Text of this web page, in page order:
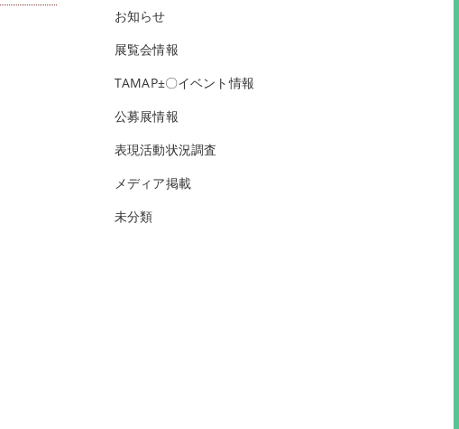
お知らせ
展覧会情報
TAMAP±〇イベント情報
公募展情報
表現活動状況調査
メディア掲載
未分類